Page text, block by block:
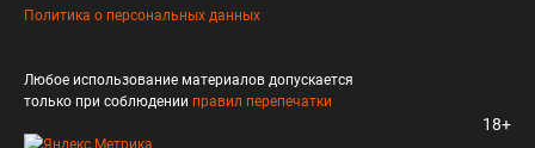
Политика о персональных данных
Любое использование материалов допускается
только при соблюдении правил перепечатки
18+